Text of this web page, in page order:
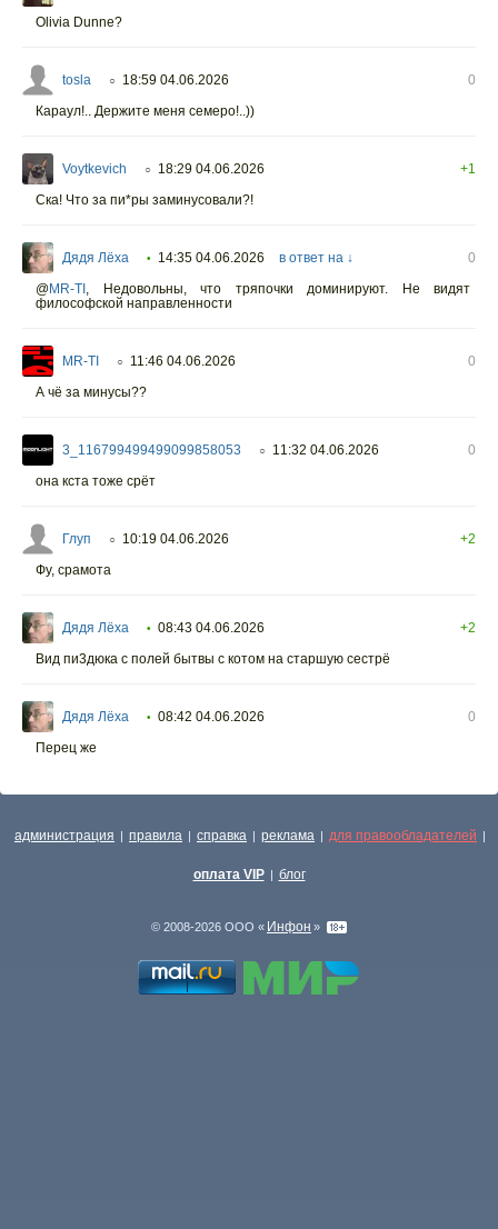
Olivia Dunne?
tosla ○ 18:59 04.06.2026
0
Караул!.. Держите меня семеро!..))
Voytkevich ○ 18:29 04.06.2026
+1
Ска! Что за пи*ры заминусовали?!
Дядя Лёха • 14:35 04.06.2026 в ответ на ↓
0
@MR-TI
Недовольны, что тряпочки доминируют. Не видят
философской направленности
MR-TI ○ 11:46 04.06.2026
0
А чё за минусы??
3_116799499499099858053 ○ 11:32 04.06.2026
0
она кста тоже срёт
Глуп ○ 10:19 04.06.2026
+2
Фу, срамота
Дядя Лёха • 08:43 04.06.2026
+2
Вид пи3дюка с полей бытвы с котом на старшую сестрё
Дядя Лёха • 08:42 04.06.2026
0
Перец же
администрация | правила | справка | реклама | для правообладателей |
оплата VIP | блог
© 2008-2026 ООО « Инфон »